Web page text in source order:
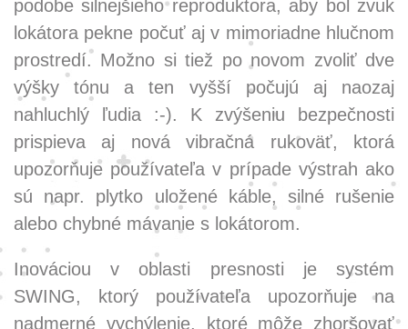
podobe silnejšieho reproduktora, aby bol zvuk
lokátora pekne počuť aj v mimoriadne hlučnom
prostredí. Možno si tiež po novom zvoliť dve
výšky tónu a ten vyšší počujú aj naozaj
nahluchlý ľudia :-). K zvýšeniu bezpečnosti
prispieva aj nová vibračná rukoväť, ktorá
upozorňuje používateľa v prípade výstrah ako
sú napr. plytko uložené káble, silné rušenie
alebo chybné mávanie s lokátorom.
Inováciou v oblasti presnosti je systém
SWING, ktorý používateľa upozorňuje na
nadmerné vychýlenie, ktoré môže zhoršovať